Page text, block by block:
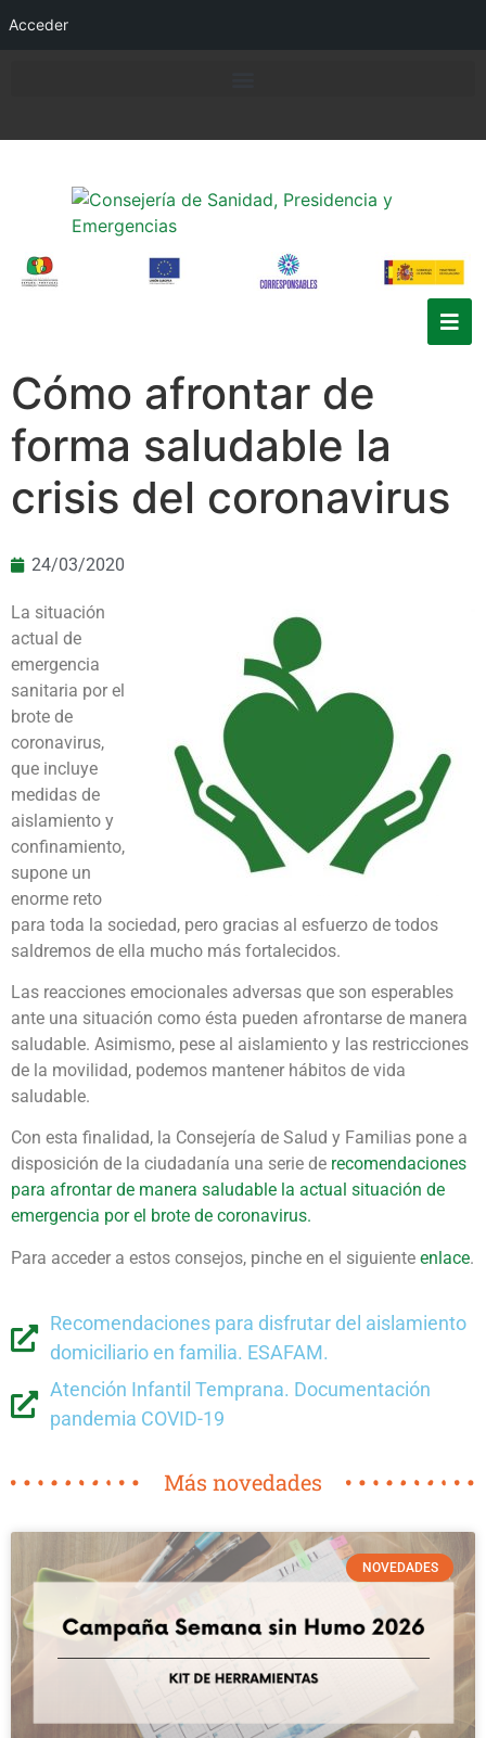
Acceder
Cómo afrontar de
forma saludable la
crisis del coronavirus
24/03/2020
La situación
actual de
emergencia
sanitaria por el
brote de
coronavirus,
que incluye
medidas de
aislamiento y
confinamiento,
supone un
enorme reto
para toda la sociedad, pero gracias al esfuerzo de todos
saldremos de ella mucho más fortalecidos.
Las reacciones emocionales adversas que son esperables
ante una situación como ésta pueden afrontarse de manera
saludable. Asimismo, pese al aislamiento y las restricciones
de la movilidad, podemos mantener hábitos de vida
saludable.
Con esta finalidad, la Consejería de Salud y Familias pone a
disposición de la ciudadanía una serie de recomendaciones
para afrontar de manera saludable la actual situación de
emergencia por el brote de coronavirus.
Para acceder a estos consejos, pinche en el siguiente enlace.
Recomendaciones para disfrutar del aislamiento
domiciliario en familia. ESAFAM.
Atención Infantil Temprana. Documentación
pandemia COVID-19
Más novedades
NOVEDADES